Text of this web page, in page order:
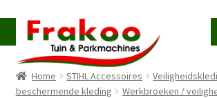
Ga
door
naar
navigatie
Ga
naar
de
inhoudHomepage
Home STIHL Accessoires
beschermende kleding
Werkbroeken /